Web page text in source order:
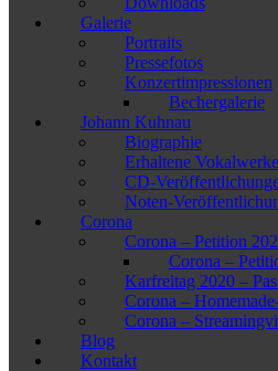
Galerie
Portraits
Pressefotos
Konzertimpressionen
Bechergalerie
Johann Kuhnau
Biographie
Erhaltene Vokalwerke
CD-
Noten-
Corona
Corona – Petition
Corona –
Karfreitag 2020 –
Corona –
Corona –
Blog
Kontakt